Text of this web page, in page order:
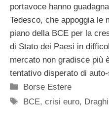
portavoce hanno
Tedesco, che appoggia le
piano della BCE per la
di Stato dei Paesi in
mercato non gradisce più
tentativo disperato di
Categorie
Borse Estere
Tag
BCE,crisi euro, Draghi